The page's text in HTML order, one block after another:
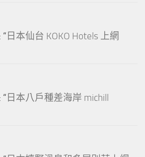
: “ 日本仙台 KOKO Hotels 上網
: “ 日本八戶種差海岸 michill